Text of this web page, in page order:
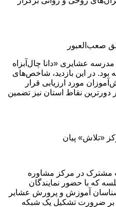
صعب‌العبور
عشایری «دانا چال‌آبزاه
در این بازدید، شاخص‌های
مورد ارزیابی قرار
دورترین نقاط استان نیز تضمین
«تلاش» پیان
مشترک در مرکز مشاوره
که با حضور نمایندگان
آموزش‌ و پرورش عشایر
بر ضرورت تشکیل یک شبکه